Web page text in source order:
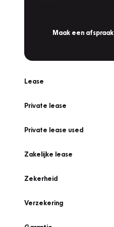
Maak een afspraak
Lease
Private lease
Private lease used
Zakelijke lease
Zekerheid
Verzekering